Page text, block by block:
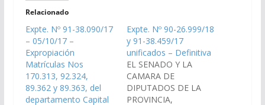
Relacionado
Expte. Nº 91-38.090/17
– 05/10/17 –
Expropiación
Matrículas Nos
170.313, 92.324,
89.362 y 89.363, del
departamento Capital
Expte. Nº 90-26.999/18
y 91-38.459/17
unificados – Definitiva
EL SENADO Y LA
CAMARA DE
DIPUTADOS DE LA
PROVINCIA,